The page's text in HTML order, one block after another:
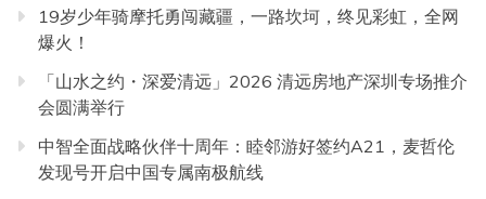
19岁少年骑摩托勇闯藏疆，一路坎坷，终见彩虹，全网
爆火！
「山水之约・深爱清远」2026 清远房地产深圳专场推介
会圆满举行
中智全面战略伙伴十周年：睦邻游好签约A21，麦哲伦
发现号开启中国专属南极航线